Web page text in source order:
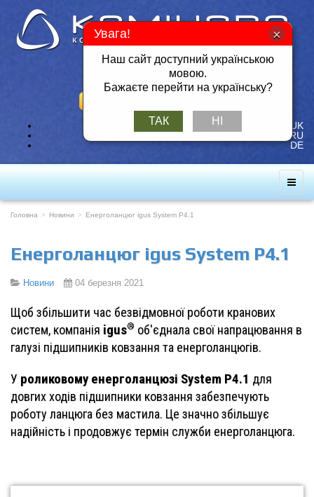
Тел./Факс: +380 57 717-49-14
Мобільний: +380 50 401-26-25
UK
RU
DE
Головна Новини Енерголанцюг igus System P4.1
Енерголанцюг igus System P4.1
Новини 04 березня 2021
Щоб збільшити час безвідмовної роботи кранових
систем, компанія igus® об'єднала свої напрацювання в
галузі підшипників ковзання та енерголанцюгів.
У роликовому енерголанцюзі System P4.1 для
довгих ходів підшипники ковзання забезпечують
роботу ланцюга без мастила. Це значно збільшує
надійність і продовжує термін служби енерголанцюга.
Увага!
Наш сайт доступний українською
мовою.
Бажаєте перейти на українську?
ТАК НІ